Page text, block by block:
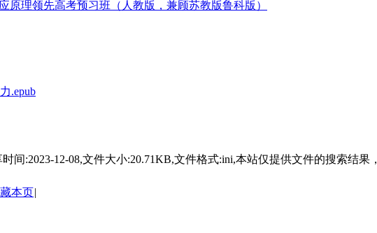
原理领先高考预习班（人教版，兼顾苏教版鲁科版）
.epub
时间:2023-12-08,文件大小:20.71KB,文件格式:ini,本站仅提供文件的搜索结
本页|